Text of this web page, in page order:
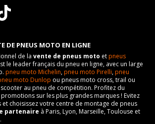
DE PNEUS MOTO EN LIGNE
de la vente de pneus moto etpneus
le leader français du pneu en ligne, avec un large
pneu moto Michelin,pneu moto Pirelli,pneu
moto Dunlop ou pneus moto cross, trail ou
au pneu de compétition. Profitez du
sur les plus grandes marques ! Evitez
et choisissez votre centre de montage de pneus
partenaire à Paris, Lyon, Marseille, Toulouse et